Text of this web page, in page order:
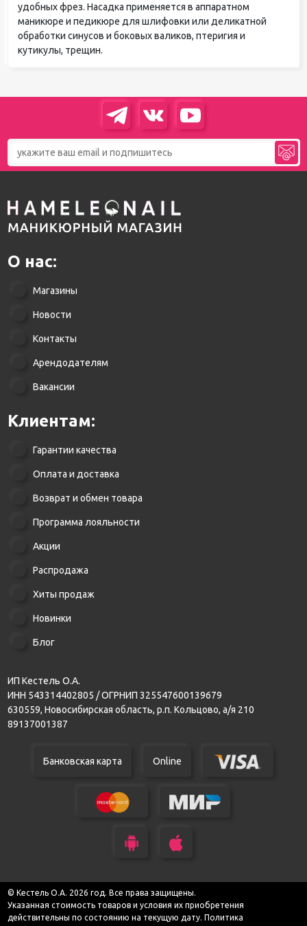
удобных фрез. Насадка применяется в аппаратном
маникюре и педикюре для шлифовки или деликатной
обработки синусов и боковых валиков, птеригия и
кутикулы, трещин.
О нас:
Магазины
Новости
Контакты
Арендодателям
Вакансии
Клиентам:
Гарантии качества
Оплата и доставка
Возврат и обмен товара
Программа лояльности
Акции
Распродажа
Хиты продаж
Новинки
Блог
ИП Кестель О.А.
ИНН 543314402805 / ОГРНИП 325547600139679
630559, Новосибирская область, р.п. Кольцово, а/я 210
89137001387
Банковская карта Online
© Кестель О.А. 2026 год. Все права защищены.
Указанная стоимость товаров и условия их приобретения
действительны по состоянию на текущую дату. Политика